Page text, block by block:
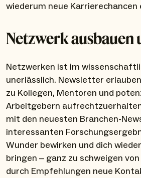
wiederum neue
Netzwerk ausbauen
Netzwerken ist im
unerlässlich. Newsletter
zu Kollegen, Mentoren und
Arbeitgebern
mit den neuesten Branchen-
interessanten
Wunder bewirken und dich
bringen – ganz zu schweigen
durch Empfehlungen neue